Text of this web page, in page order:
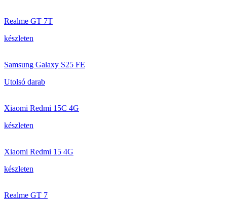
Realme GT 7T
készleten
Samsung Galaxy S25 FE
Utolsó darab
Xiaomi Redmi 15C 4G
készleten
Xiaomi Redmi 15 4G
készleten
Realme GT 7